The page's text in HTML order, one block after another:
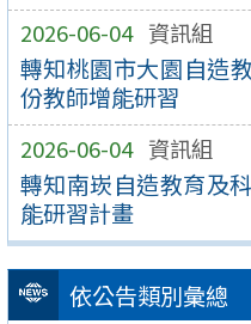
2026-06-04 資訊組
轉知桃園市大園自造
份教師增能研習
2026-06-04 資訊組
轉知南崁自造教育及
能研習計畫
依公告類別彙總